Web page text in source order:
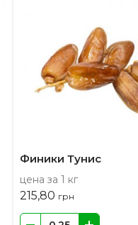
Финики Тунис
цена за 1 кг
215,80 грн